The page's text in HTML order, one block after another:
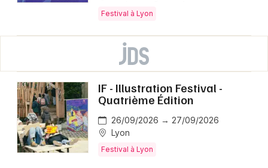
Festival à Lyon
IF - Illustration Festival -
Quatrième Édition
26/09/2026 → 27/09/2026
Lyon
Festival à Lyon